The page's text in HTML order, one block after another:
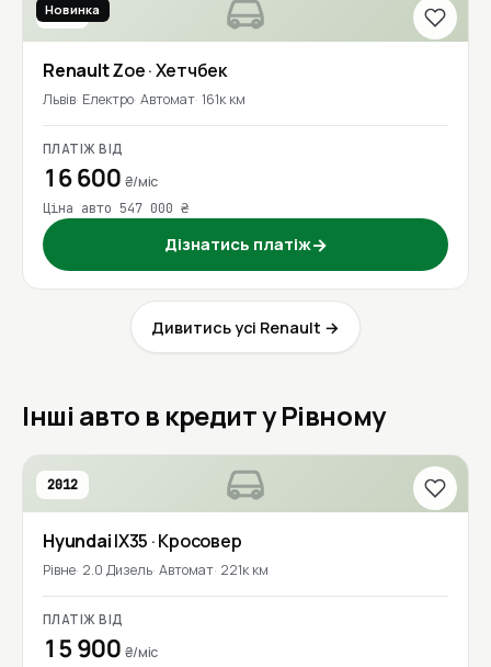
2020
Новинка
RenaultZoe· Хетчбек
Львів Електро Автомат 161к км
ПЛАТІЖ ВІД
16 600 ₴/міс
Ціна авто 547 000 ₴
Дізнатись платіж→
Дивитись усі Renault →
Інші авто в кредит у Рівному
2012
HyundaiIX35 · Кросовер
Рівне 2.0 Дизель Автомат 221к км
ПЛАТІЖ ВІД
15 900 ₴/міс